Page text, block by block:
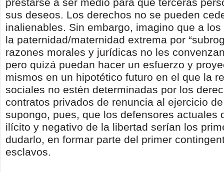
sus deseos. Los derechos no se pueden
inalienables. Sin embargo, imagino que a
la paternidad/maternidad extrema por
razones morales y jurídicas no les
pero quizá puedan hacer un esfuerzo y
mismos en un hipotético futuro en el que la
sociales no estén determinadas por los
contratos privados de renuncia al ejercicio
supongo, pues, que los defensores actuales
ilícito y negativo de la libertad serían los
dudarlo, en formar parte del primer
esclavos.